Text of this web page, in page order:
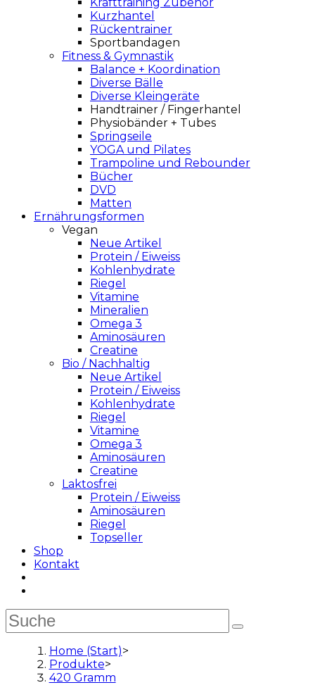
Kurzhantel
Rückentrainer
Sportbandagen
Fitness & Gymnastik
Balance + Koordination
Diverse Bälle
Diverse Kleingeräte
Handtrainer / Fingerhantel
Physiobänder + Tubes
Springseile
YOGA und Pilates
Trampoline und Rebounder
Bücher
DVD
Matten
Ernährungsformen
Vegan
Neue Artikel
Protein / Eiweiss
Kohlenhydrate
Riegel
Vitamine
Mineralien
Omega 3
Aminosäuren
Creatine
Bio / Nachhaltig
Neue Artikel
Protein / Eiweiss
Kohlenhydrate
Riegel
Vitamine
Omega 3
Aminosäuren
Creatine
Laktosfrei
Protein / Eiweiss
Aminosäuren
Riegel
Topseller
Shop
Kontakt
Home (Start)>
Produkte>
420 Gramm